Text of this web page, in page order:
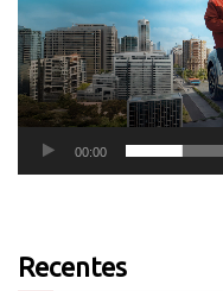
00:00
Recentes